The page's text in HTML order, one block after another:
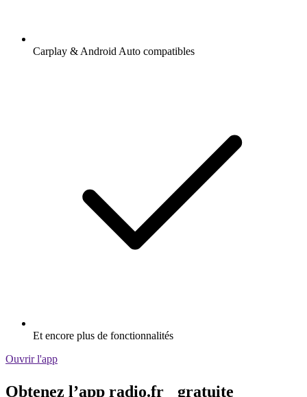
Carplay & Android Auto compatibles
Et encore plus de fonctionnalités
Ouvrir l'app
Obtenez l’app radio.fr gratuite